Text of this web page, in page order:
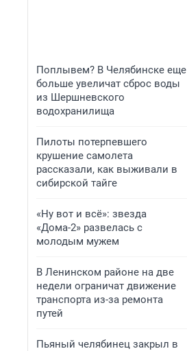
Поплывем? В Челябинске еще
больше увеличат сброс воды
из Шершневского
водохранилища
Пилоты потерпевшего
крушение самолета
рассказали, как выживали в
сибирской тайге
«Ну вот и всё»: звезда
«Дома-2» развелась с
молодым мужем
В Ленинском районе на две
недели ограничат движение
транспорта из-за ремонта
путей
Пьяный челябинец закрыл в